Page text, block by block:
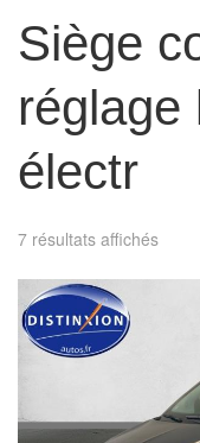
Siège
réglage
électr
7 résultats affichés